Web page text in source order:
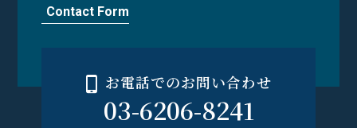
Contact Form
お電話でのお問い合わせ
03-6206-8241